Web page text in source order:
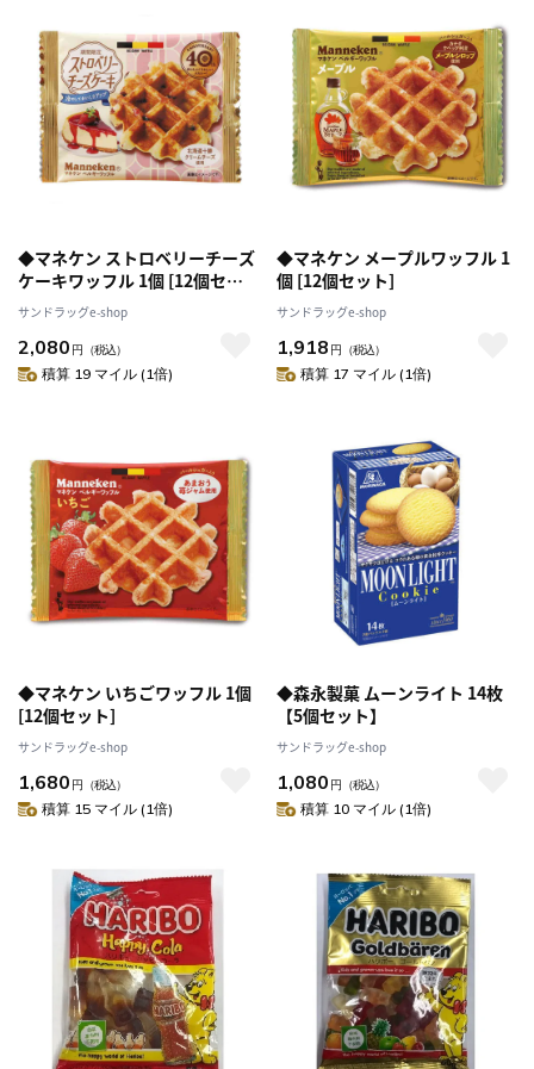
◆マネケン ストロベリーチーズ
ケーキワッフル 1個 [12個セッ
ト]
サンドラッグe-shop
2,080 円 （税込）
積算 19 マイル (1倍)
◆マネケン メープルワッフル 1
個 [12個セット]
サンドラッグe-shop
1,918 円 （税込）
積算 17 マイル (1倍)
◆マネケン いちごワッフル 1個
[12個セット]
サンドラッグe-shop
1,680 円 （税込）
積算 15 マイル (1倍)
◆森永製菓 ムーンライト 14枚
【5個セット】
サンドラッグe-shop
1,080 円 （税込）
積算 10 マイル (1倍)